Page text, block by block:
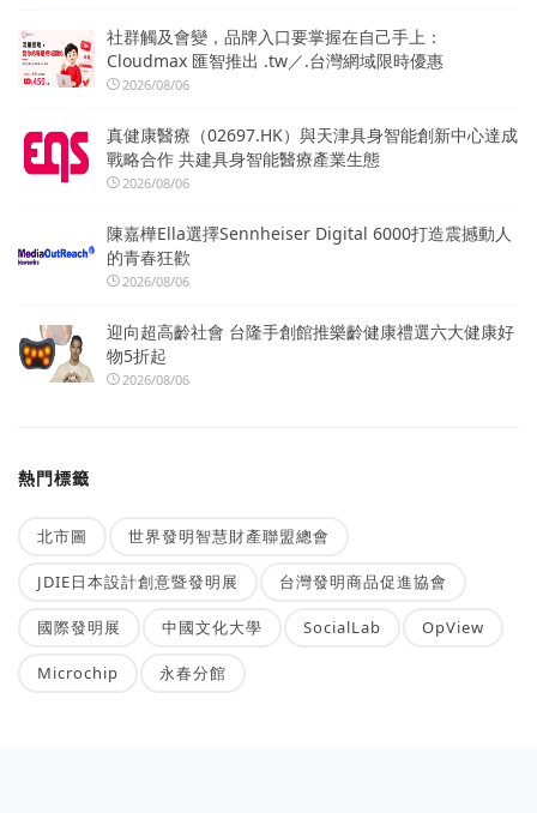
社群觸及會變，品牌入口要掌握在自己手上：
Cloudmax 匯智推出 .tw／.台灣網域限時優惠
2026/08/06
真健康醫療（02697.HK）與天津具身智能創新中心達成
戰略合作 共建具身智能醫療產業生態
2026/08/06
陳嘉樺Ella選擇Sennheiser Digital 6000打造震撼動人
的青春狂歡
2026/08/06
迎向超高齡社會 台隆手創館推樂齡健康禮選六大健康好
物5折起
2026/08/06
熱門標籤
北市圖 世界發明智慧財產聯盟總會
JDIE日本設計創意暨發明展 台灣發明商品促進協會
國際發明展 中國文化大學 SocialLab OpView
Microchip 永春分館